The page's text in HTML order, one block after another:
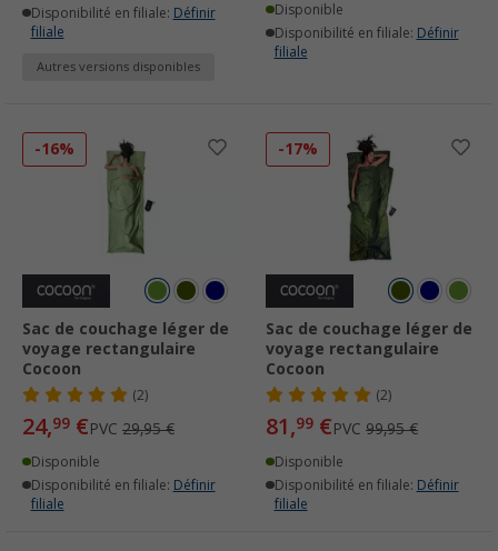
Disponibilité en filiale: Définir
filiale
Autres versions disponibles
Disponible
Disponibilité en filiale: Définir
filiale
-16%
Sac de couchage léger de
voyage rectangulaire
Cocoon
(2)
24,99 €PVC 29,95 €
Disponible
Disponibilité en filiale: Définir
filiale
-17%
Sac de couchage léger de
voyage rectangulaire
Cocoon
(2)
81,99 €PVC 99,95 €
Disponible
Disponibilité en filiale: Définir
filiale